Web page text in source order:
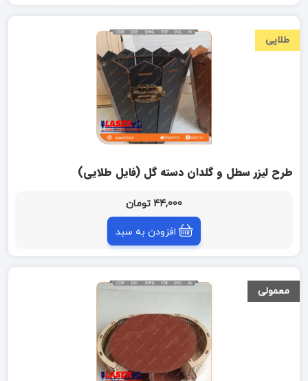
طلایی
طرح لیزر سطل و گلدان دسته گل (فایل طلایی)
44,000 تومان
افزودن به سبد
معمولی